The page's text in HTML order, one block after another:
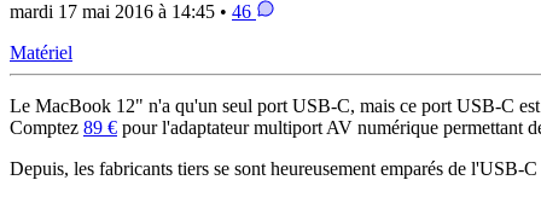
mardi 17 mai 2016 à 14:45 • 46
Matériel
Le MacBook 12" n'a qu'un seul port USB-C, mais ce port USB-C
Comptez 89 € pour l'adaptateur multiport AV numérique permettant
Depuis, les fabricants tiers se sont heureusement emparés de